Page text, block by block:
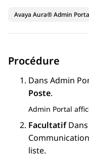
Avaya Aura® Admin
Procédure
Dans Admin
Poste.
Admin Portal
Facultatif
liste.